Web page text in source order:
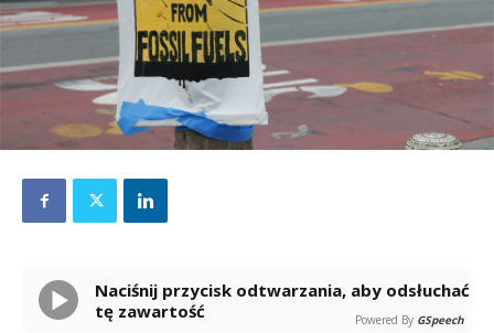
Naciśnij przycisk odtwarzania, aby odsłuchać
tę zawartość
Powered By GSpeech